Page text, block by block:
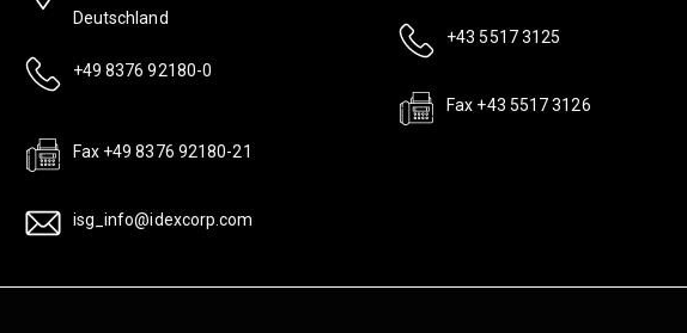
Deutschland
+49 8376 92180-0
Fax +49 8376 92180-21
isg_info@idexcorp.com
+43 5517 3125
Fax +43 5517 3126